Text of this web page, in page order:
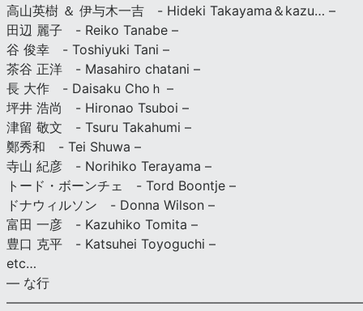
高山英樹 ＆ 伊与木一吉 - Hideki Takayama＆kazu… –
田辺 麗子 - Reiko Tanabe –
谷 俊幸 - Toshiyuki Tani –
茶谷 正洋 - Masahiro chatani –
長 大作 - Daisaku Choｈ –
坪井 浩尚 - Hironao Tsuboi –
津留 敬文 - Tsuru Takahumi –
鄭秀和 - Tei Shuwa –
寺山 紀彦 - Norihiko Terayama –
トード・ボーンチェ - Tord Boontje –
ドナウィルソン - Donna Wilson –
富田 一彦 - Kazuhiko Tomita –
豊口 克平 - Katsuhei Toyoguchi –
etc…
— な行